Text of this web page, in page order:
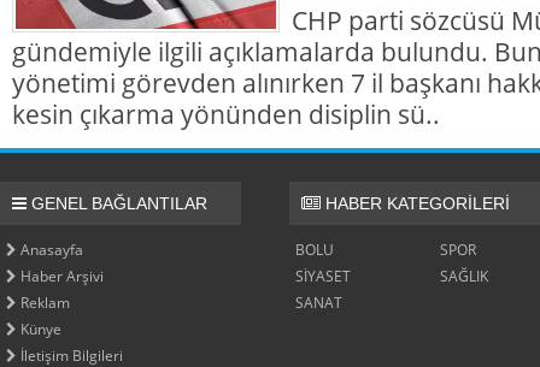
CHP parti sözcüsü
gündemiyle ilgili açıklamalarda bulundu.
yönetimi görevden alınırken 7 il başkanı
kesin çıkarma yönünden disiplin sü..
GENEL BAĞLANTILAR
Anasayfa
Haber Arşivi
Reklam
Künye
İletişim Bilgileri
HABER KATEGORİLERİ
BOLU
SPOR
SİYASET
SAĞLIK
SANAT